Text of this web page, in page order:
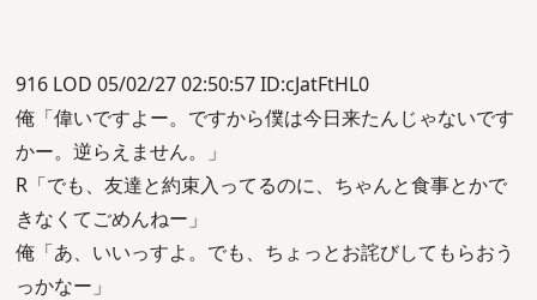
916 LOD 05/02/27 02:50:57 ID:cJatFtHL0
俺「偉いですよー。ですから僕は今日来たんじゃないです
かー。逆らえません。」
R「でも、友達と約束入ってるのに、ちゃんと食事とかで
きなくてごめんねー」
俺「あ、いいっすよ。でも、ちょっとお詫びしてもらおう
っかなー」